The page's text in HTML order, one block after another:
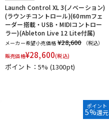
DJ機器
DTM オンライン納品
配信/ライブ機器
Launch Control XL 3(ノベーション)
(ラウンチコントロール)(60mmフェ
ーダー搭載・USB・MIDIコントロー
ラー)(Ableton Live 12 Lite付属)
メーカー希望小売価格 ¥28,600
（税込）
販売価格¥28,600(税込)
ポイント：5% (1300pt)
ポイント
5%還元